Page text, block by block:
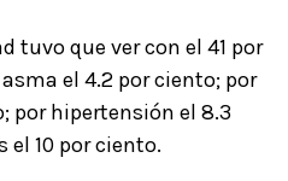
tuvo que ver con el 41 por
el 4.2 por ciento; por
por hipertensión el 8.3
el 10 por ciento.